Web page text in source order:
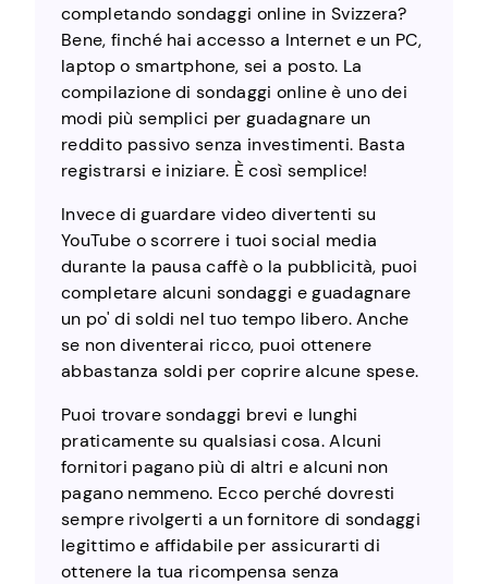
completando sondaggi online in Svizzera?
Bene, finché hai accesso a Internet e un PC,
laptop o smartphone, sei a posto. La
compilazione di sondaggi online è uno dei
modi più semplici per guadagnare un
reddito passivo senza investimenti. Basta
registrarsi e iniziare. È così semplice!
Invece di guardare video divertenti su
YouTube o scorrere i tuoi social media
durante la pausa caffè o la pubblicità, puoi
completare alcuni sondaggi e guadagnare
un po' di soldi nel tuo tempo libero. Anche
se non diventerai ricco, puoi ottenere
abbastanza soldi per coprire alcune spese.
Puoi trovare sondaggi brevi e lunghi
praticamente su qualsiasi cosa. Alcuni
fornitori pagano più di altri e alcuni non
pagano nemmeno. Ecco perché dovresti
sempre rivolgerti a un fornitore di sondaggi
legittimo e affidabile per assicurarti di
ottenere la tua ricompensa senza